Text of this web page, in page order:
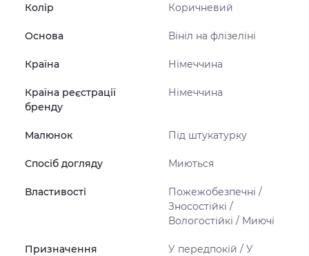
Колір Коричневий
Основа Вініл на флізеліні
Країна Німеччина
Країна реєстрації
бренду
Німеччина
Малюнок Під штукатурку
Спосіб догляду Миються
Властивості
Пожежобезпечні /
Зносостійкі /
Вологостійкі / Миючі
Призначення
У передпокій / У